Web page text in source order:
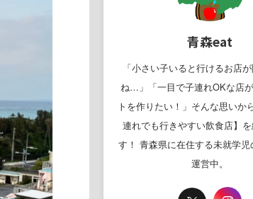
青森eat
「小さい子いると行けるお店
ね…」「一目で子連れOKな店
トを作りたい！」そんな思いか
連れでも行きやすい飲食店】
す！ 青森県に在住する未就学
運営中。